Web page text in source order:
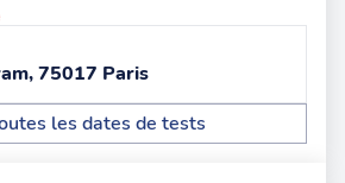
75017 Paris
les dates de tests